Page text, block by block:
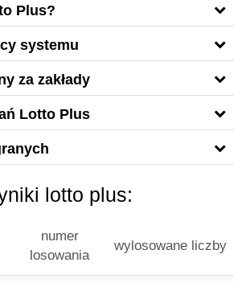
Plus?
systemu
za zakłady
Lotto Plus
lotto plus:
numer
losowania
wylosowane liczby